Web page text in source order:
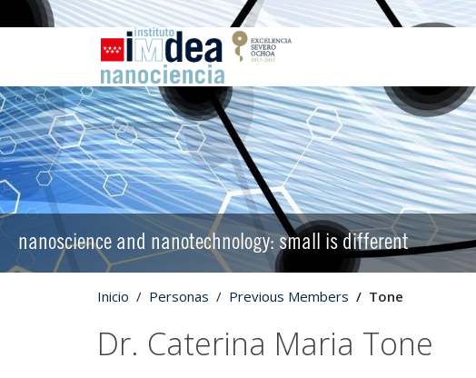
nanoscience and nanotechnology: small is different
Inicio Personas Previous Members Tone
Dr. Caterina Maria Tone